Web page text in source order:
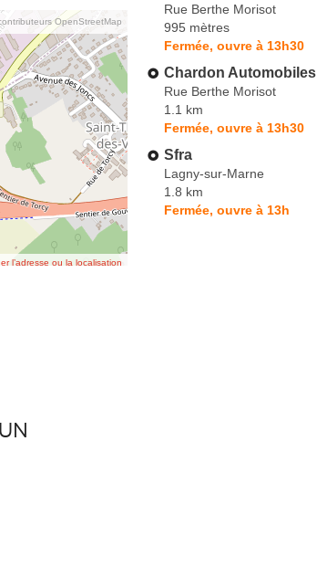
OpenStreetMap
l’adresse ou la localisation
Rue Berthe Morisot
995 mètres
Fermée, ouvre à 13h30
Chardon Automobiles
Rue Berthe Morisot
1.1 km
Fermée, ouvre à 13h30
Sfra
Lagny-sur-Marne
1.8 km
Fermée, ouvre à 13h